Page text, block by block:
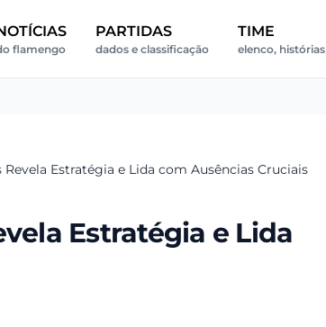
flamengo
PARTIDAS
dados e classificação
TIME
elenco, histórias
Estratégia e Lida com Ausências Cruciais
Estratégia e Lida